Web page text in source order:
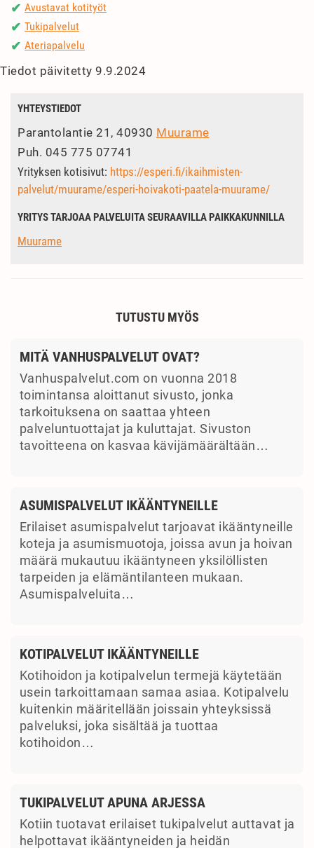
✔ Avustavat kotityöt
✔ Tukipalvelut
✔ Ateriapalvelu
Tiedot päivitetty 9.9.2024
YHTEYSTIEDOT
Parantolantie 21, 40930 Muurame
Puh. 045 775 07741
Yrityksen kotisivut: https://esperi.fi/ikaihmisten-
palvelut/muurame/esperi-hoivakoti-paatela-muurame/
YRITYS TARJOAA PALVELUITA SEURAAVILLA PAIKKAKUNNILLA
Muurame
TUTUSTU MYÖS
MITÄ VANHUSPALVELUT OVAT?
Vanhuspalvelut.com on vuonna 2018
toimintansa aloittanut sivusto, jonka
tarkoituksena on saattaa yhteen
palveluntuottajat ja kuluttajat. Sivuston
tavoitteena on kasvaa kävijämäärältään…
ASUMISPALVELUT IKÄÄNTYNEILLE
Erilaiset asumispalvelut tarjoavat ikääntyneille
koteja ja asumismuotoja, joissa avun ja hoivan
määrä mukautuu ikääntyneen yksilöllisten
tarpeiden ja elämäntilanteen mukaan.
Asumispalveluita…
KOTIPALVELUT IKÄÄNTYNEILLE
Kotihoidon ja kotipalvelun termejä käytetään
usein tarkoittamaan samaa asiaa. Kotipalvelu
kuitenkin määritellään joissain yhteyksissä
palveluksi, joka sisältää ja tuottaa
kotihoidon…
TUKIPALVELUT APUNA ARJESSA
Kotiin tuotavat erilaiset tukipalvelut auttavat ja
helpottavat ikääntyneiden ja heidän